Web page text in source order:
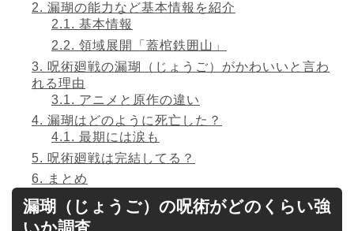
2. 漏瑚の能力など基本情報を紹介
2.1. 基本情報
2.2. 領域展開「蓋棺鉄囲山」
3. 呪術廻戦の漏瑚（じょうご）がかわいいと言わ
れる理由
3.1. アニメと原作の違い
4. 漏瑚はどのように死亡した？
4.1. 最期には涙も
5. 呪術廻戦は完結してる？
6. まとめ
漏瑚（じょうご）の呪術がどのくらい強